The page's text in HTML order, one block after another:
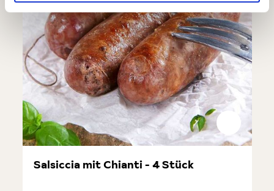
Salsiccia mit Chianti - 4 Stück